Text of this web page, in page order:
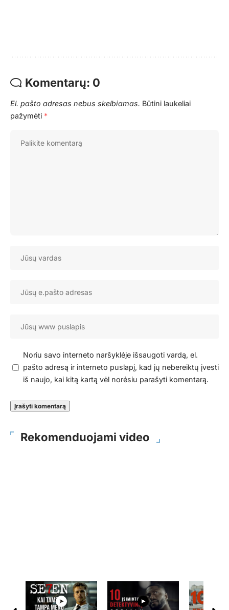
Komentarų: 0
El. pašto adresas nebus skelbiamas. Būtini laukeliai
pažymėti *
Noriu savo interneto naršyklėje išsaugoti vardą, el.
pašto adresą ir interneto puslapį, kad jų nebereiktų įvesti
iš naujo, kai kitą kartą vėl norėsiu parašyti komentarą.
Rekomenduojami video